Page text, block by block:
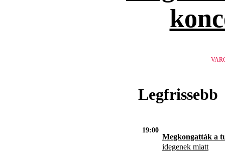
Legfrissebb
19:00
Megkongatták a
idegenek miatt